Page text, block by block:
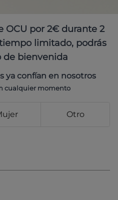
OCU por 2€ durante 2
limitado, podrás
de bienvenida
ya confían en nosotros
cualquier momento
Otro